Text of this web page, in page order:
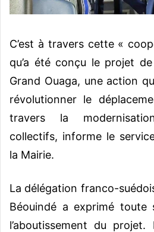
C’est à travers cette «
qu’a été conçu le projet
Grand Ouaga, une action
révolutionner le
travers la
collectifs, informe le
la Mairie.
La délégation franco-
Béouindé a exprimé toute
l’aboutissement du